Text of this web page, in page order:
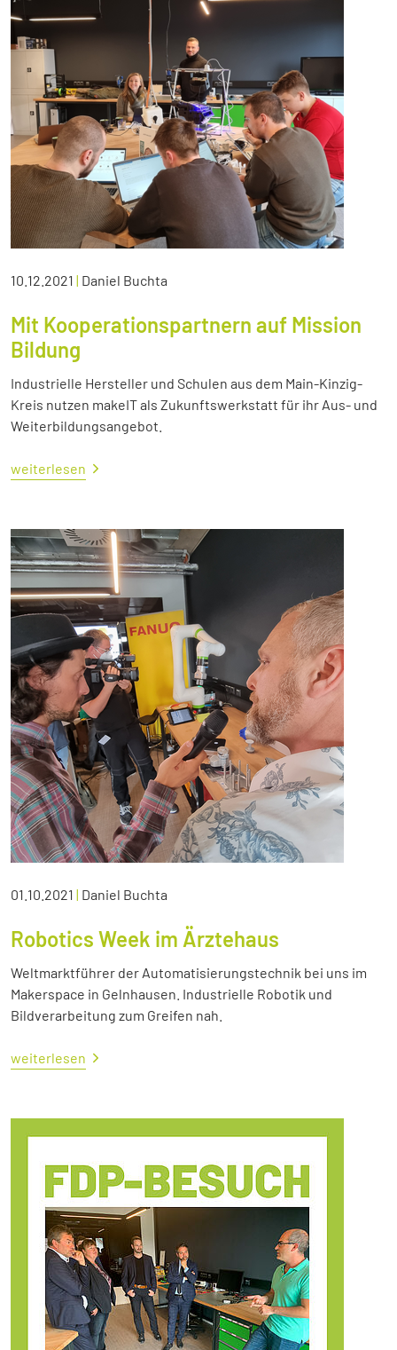
10.12.2021 | Daniel Buchta
Mit Kooperationspartnern auf Mission
Bildung
Industrielle Hersteller und Schulen aus dem Main-Kinzig-
Kreis nutzen makeIT als Zukunftswerkstatt für ihr Aus- und
Weiterbildungsangebot.
weiterlesen
01.10.2021 | Daniel Buchta
Robotics Week im Ärztehaus
Weltmarktführer der Automatisierungstechnik bei uns im
Makerspace in Gelnhausen. Industrielle Robotik und
Bildverarbeitung zum Greifen nah.
weiterlesen